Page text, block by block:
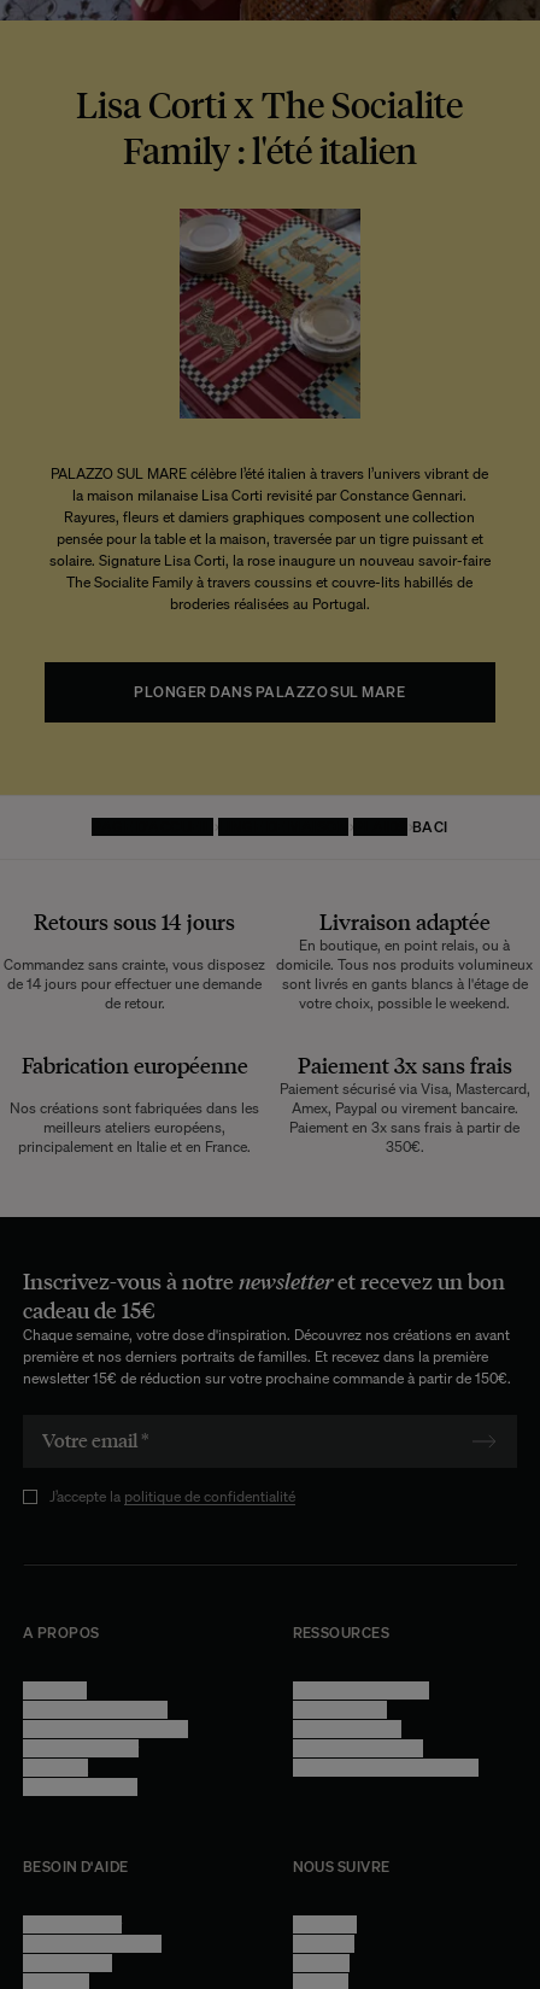
Lisa Corti x The Socialite
Family : l'été italien
PALAZZO SUL MARE célèbre l’été italien à travers l’univers vibrant de
la maison milanaise Lisa Corti revisité par Constance Gennari.
Rayures, fleurs et damiers graphiques composent une collection
pensée pour la table et la maison, traversée par un tigre puissant et
solaire. Signature Lisa Corti, la rose inaugure un nouveau savoir-faire
The Socialite Family à travers coussins et couvre-lits habillés de
broderies réalisées au Portugal.
PLONGER DANS PALAZZO SUL MARE
LINGE DE MAISON BACI
Retours sous 14 jours
Commandez sans crainte, vous disposez
de 14 jours pour effectuer une demande
de retour.
Livraison adaptée
En boutique, en point relais, ou à
domicile. Tous nos produits volumineux
sont livrés en gants blancs à l'étage de
votre choix, possible le weekend.
Fabrication européenne
Nos créations sont fabriquées dans les
meilleurs ateliers européens,
principalement en Italie et en France.
Paiement 3x sans frais
Paiement sécurisé via Visa, Mastercard,
Amex, Paypal ou virement bancaire.
Paiement en 3x sans frais à partir de
350€.
Inscrivez-vous à notre newsletteret recevez un bon
cadeau de 15€
Chaque semaine, votre dose d'inspiration. Découvrez nos créations en avant
première et nos derniers portraits de familles. Et recevez dans la première
newsletter 15€ de réduction sur votre prochaine commande à partir de 150€.
J’accepte la politique de confidentialité
A PROPOS RESSOURCES
BESOIN D'AIDE NOUS SUIVRE